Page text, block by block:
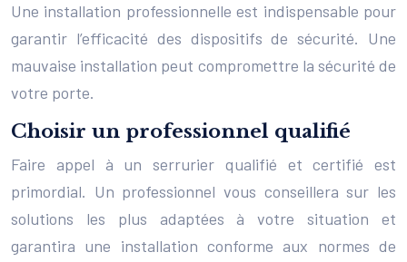
Une installation professionnelle est indispensable pour
garantir l’efficacité des dispositifs de sécurité. Une
mauvaise installation peut compromettre la sécurité de
votre porte.
Choisir un professionnel qualifié
Faire appel à un serrurier qualifié et certifié est
primordial. Un professionnel vous conseillera sur les
solutions les plus adaptées à votre situation et
garantira une installation conforme aux normes de